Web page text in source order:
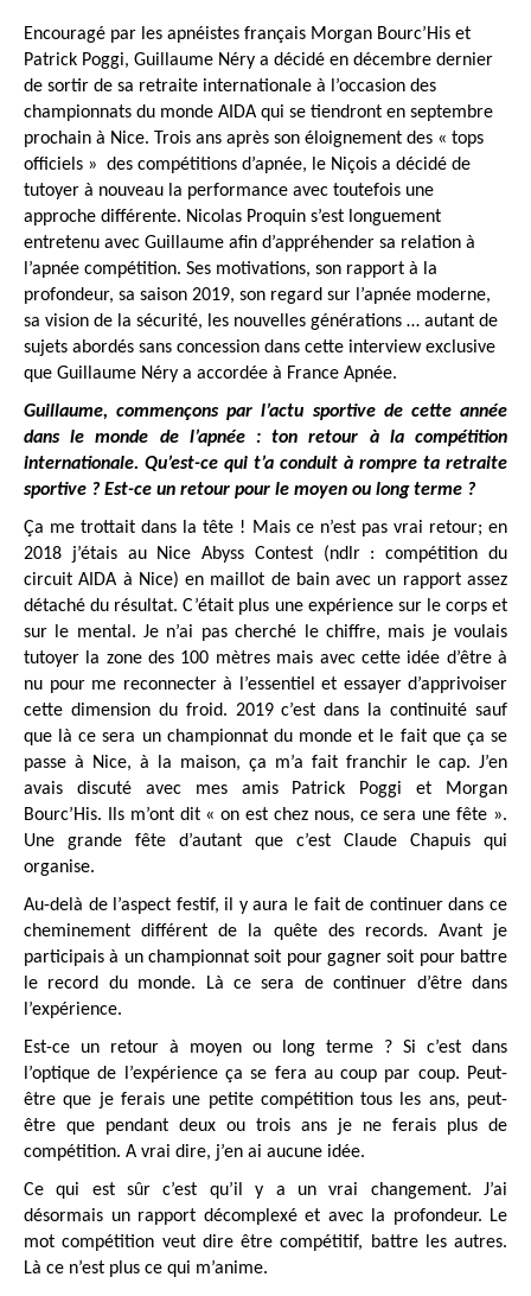
Encouragé par les apnéistes français Morgan Bourc’His et
Patrick Poggi, Guillaume Néry a décidé en décembre dernier
de sortir de sa retraite internationale à l’occasion des
championnats du monde AIDA qui se tiendront en septembre
prochain à Nice. Trois ans après son éloignement des « tops
officiels » des compétitions d’apnée, le Niçois a décidé de
tutoyer à nouveau la performance avec toutefois une
approche différente. Nicolas Proquin s’est longuement
entretenu avec Guillaume afin d’appréhender sa relation à
l’apnée compétition. Ses motivations, son rapport à la
profondeur, sa saison 2019, son regard sur l’apnée moderne,
sa vision de la sécurité, les nouvelles générations … autant de
sujets abordés sans concession dans cette interview exclusive
que Guillaume Néry a accordée à France Apnée.
Guillaume, commençons par l’actu sportive de cette année
dans le monde de l’apnée : ton retour à la compétition
internationale. Qu’est-ce qui t’a conduit à rompre ta retraite
sportive ? Est-ce un retour pour le moyen ou long terme ?
Ça me trottait dans la tête ! Mais ce n’est pas vrai retour; en
2018 j’étais au Nice Abyss Contest (ndlr : compétition du
circuit AIDA à Nice) en maillot de bain avec un rapport assez
détaché du résultat. C’était plus une expérience sur le corps et
sur le mental. Je n’ai pas cherché le chiffre, mais je voulais
tutoyer la zone des 100 mètres mais avec cette idée d’être à
nu pour me reconnecter à l’essentiel et essayer d’apprivoiser
cette dimension du froid. 2019 c’est dans la continuité sauf
que là ce sera un championnat du monde et le fait que ça se
passe à Nice, à la maison, ça m’a fait franchir le cap. J’en
avais discuté avec mes amis Patrick Poggi et Morgan
Bourc’His. Ils m’ont dit « on est chez nous, ce sera une fête ».
Une grande fête d’autant que c’est Claude Chapuis qui
organise.
Au-delà de l’aspect festif, il y aura le fait de continuer dans ce
cheminement différent de la quête des records. Avant je
participais à un championnat soit pour gagner soit pour battre
le record du monde. Là ce sera de continuer d’être dans
l’expérience.
Est-ce un retour à moyen ou long terme ? Si c’est dans
l’optique de l’expérience ça se fera au coup par coup. Peut-
être que je ferais une petite compétition tous les ans, peut-
être que pendant deux ou trois ans je ne ferais plus de
compétition. A vrai dire, j’en ai aucune idée.
Ce qui est sûr c’est qu’il y a un vrai changement. J’ai
désormais un rapport décomplexé et avec la profondeur. Le
mot compétition veut dire être compétitif, battre les autres.
Là ce n’est plus ce qui m’anime.